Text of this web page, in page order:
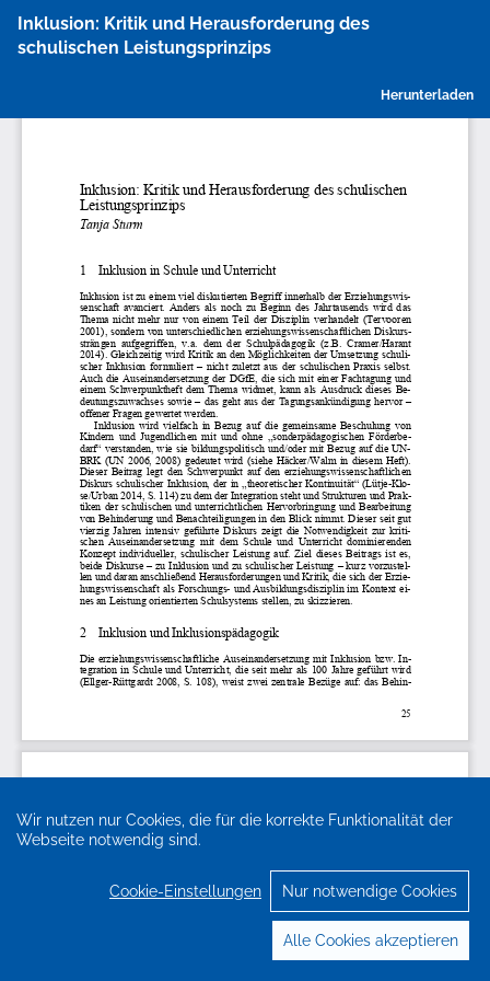
Wir nutzen nur Cookies, die für die korrekte Funktionalität der
Webseite notwendig sind.
Cookie-Einstellungen Nur notwendige Cookies
Alle Cookies akzeptieren
Artikeldetails
zurückkehren
Inklusion: Kritik und Herausforderung des
schulischen Leistungsprinzips
Herunterladen